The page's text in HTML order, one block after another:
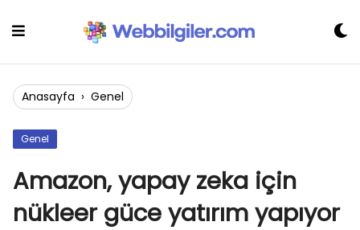
Anasayfa › Genel
Genel
Amazon, yapay zeka için
nükleer güce yatırım yapıyor